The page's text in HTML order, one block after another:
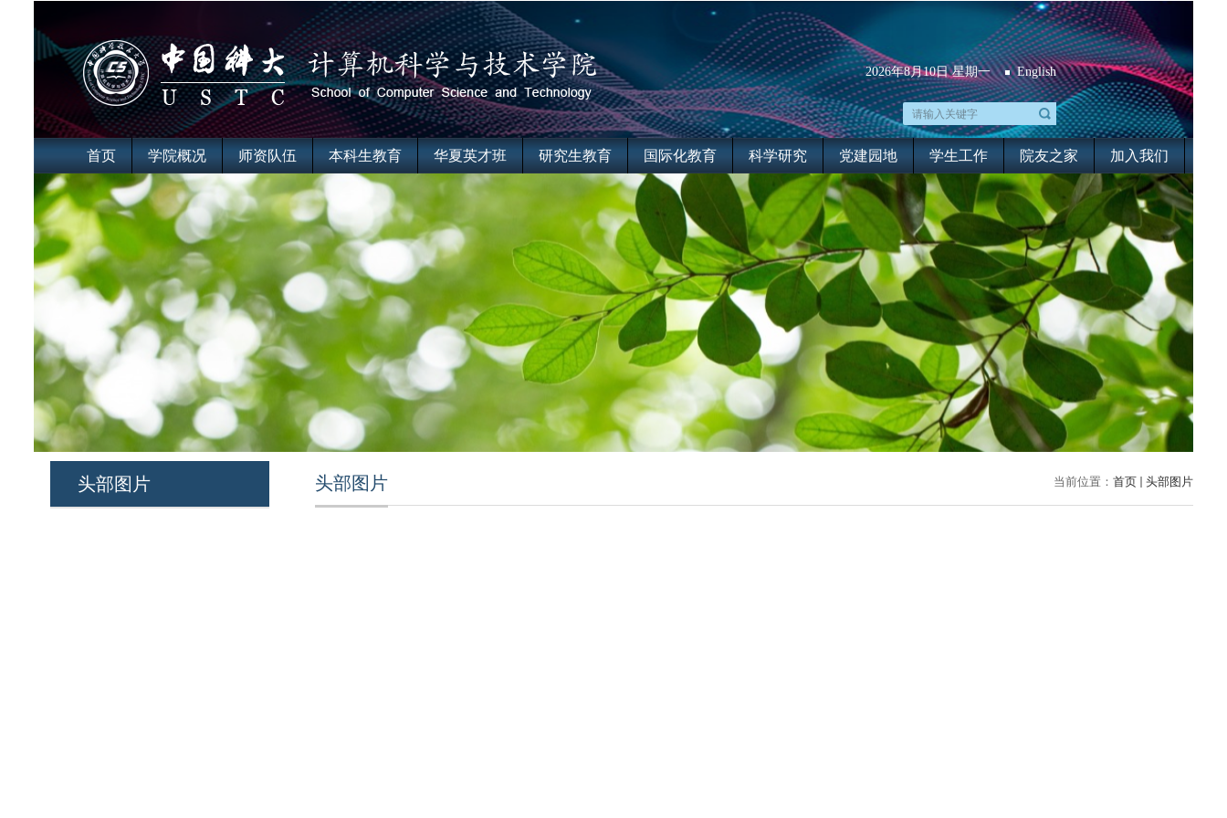
2026年8月10日 星期一 English
首页 学院概况 师资队伍 本科生教育 华夏英才班 研究生教育 国际化教育 科学研究 党建园地 学生工作 院友之家 加入我们
头部图片 当前位置： 首页 头部图片
头部图片